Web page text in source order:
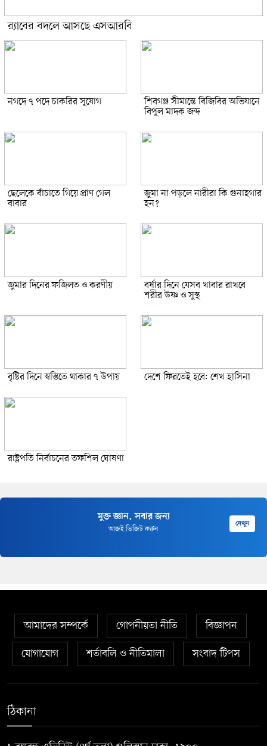
র‍্যাবের বদলে আসছে এসআরবি
নগদে ৭ পদে চাকরির সুযোগ শিবগঞ্জ সীমান্তে বিজিবির অভিযানে
বিপুল মাদক জব্দ
ছেলেকে বাঁচাতে গিয়ে প্রাণ গেল
বাবার
জুমা না পড়লে নারীরা কি গুনাহগার
হন?
জুমার দিনের ফজিলত ও করণীয় বর্ষার দিনে যেসব খাবার রাখবে
শরীর উষ্ণ ও সুস্থ
বৃষ্টির দিনে স্বস্তিতে থাকার ৭ উপায় দেশে ফিরতেই হবে: শেখ হাসিনা
রাষ্ট্রপতি নির্বাচনের তফশিল ঘোষণা
মুক্ত জ্ঞান, সবার জন্য
আজই ভিজিট করুন
দেখুন
আমাদের সম্পর্কে গোপনীয়তা নীতি
বিজ্ঞাপন
যোগাযোগ
শর্তাবলি ও নীতিমালা সংবাদ টিপস
ঠিকানা